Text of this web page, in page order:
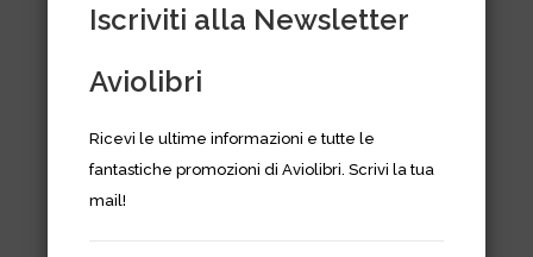
(185 mm x 40 mm)
€14,00
Iscriviti alla Newsletter
Aviolibri
Ricevi le ultime informazioni e tutte le
fantastiche promozioni di Aviolibri. Scrivi la tua
mail!